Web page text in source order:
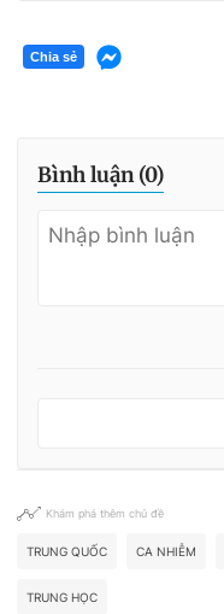
Chia sẻ
Bình luận (0)
Khám phá thêm chủ đề
TRUNG QUỐC CA NHIỄM
TRUNG HỌC